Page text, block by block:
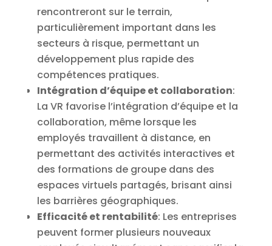
rencontreront sur le terrain,
particulièrement important dans les
secteurs à risque, permettant un
développement plus rapide des
compétences pratiques.
Intégration d’équipe et collaboration:
La VR favorise l’intégration d’équipe et la
collaboration, même lorsque les
employés travaillent à distance, en
permettant des activités interactives et
des formations de groupe dans des
espaces virtuels partagés, brisant ainsi
les barrières géographiques.
Efficacité et rentabilité: Les entreprises
peuvent former plusieurs nouveaux